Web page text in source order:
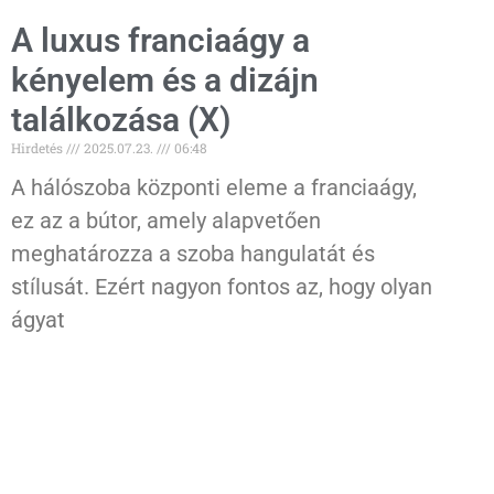
A luxus franciaágy a
kényelem és a dizájn
találkozása (X)
Hirdetés 2025.07.23. 06:48
A hálószoba központi eleme a franciaágy,
ez az a bútor, amely alapvetően
meghatározza a szoba hangulatát és
stílusát. Ezért nagyon fontos az, hogy olyan
ágyat